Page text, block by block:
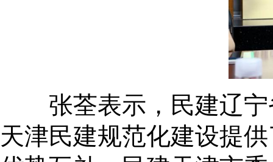
张荃表示，民建辽宁
天津民建规范化建设提